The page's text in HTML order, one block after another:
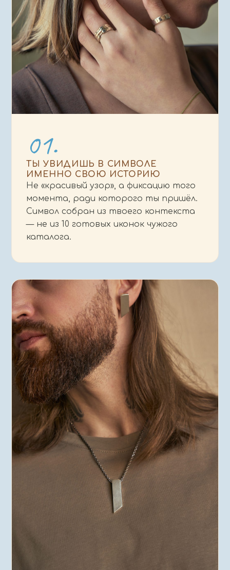
01.
ТЫ УВИДИШЬ В СИМВОЛЕ
ИМЕННО СВОЮ ИСТОРИЮ
Не «красивый узор», а фиксацию того
момента, ради которого ты пришёл.
Символ собран из твоего контекста
— не из 10 готовых иконок чужого
каталога.